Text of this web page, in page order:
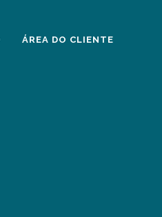
ÁREA DO CLIENTE